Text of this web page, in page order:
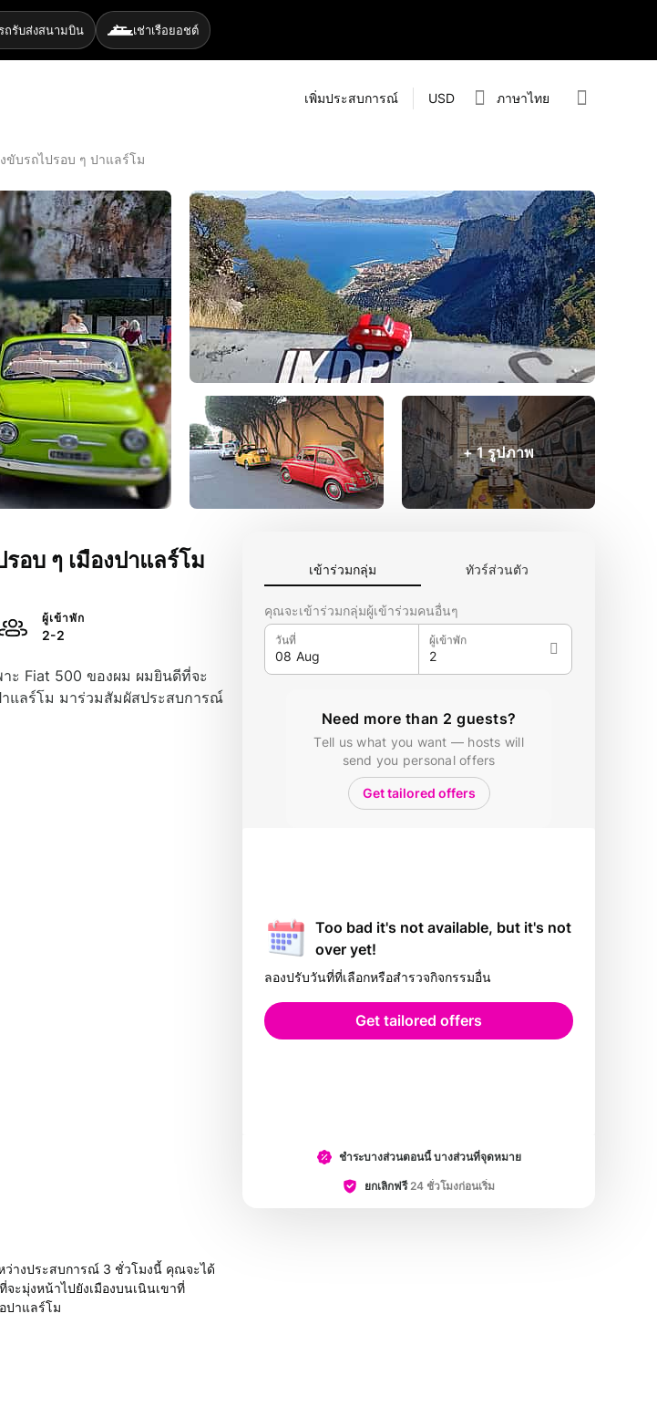
ถรับส่งสนามบิน เช่าเรือยอชต์
เพิ่มประสบการณ์ USD ภาษาไทย
ขับรถไปรอบ ๆ ปาแลร์โม
+ 1 รูปภาพ
อบ ๆ เมืองปาแลร์โม
ผู้เข้าพัก
2-2
ะ Fiat 500 ของผม ผมยินดีที่จะ
แลร์โม มาร่วมสัมผัสประสบการณ์
ว่างประสบการณ์ 3 ชั่วโมงนี้ คุณจะได้
ะมุ่งหน้าไปยังเมืองบนเนินเขาที่
ปาแลร์โม
เข้าร่วมกลุ่ม ทัวร์ส่วนตัว
คุณจะเข้าร่วมกลุ่มผู้เข้าร่วมคนอื่นๆ
วันที่ ผู้เข้าพัก
Need more than 2 guests?
Tell us what you want — hosts will
send you personal offers
Get tailored offers
Too bad it's not available, but it's not
over yet!
ลองปรับวันที่ที่เลือกหรือสำรวจกิจกรรมอื่น
Get tailored offers
ชำระบางส่วนตอนนี้ บางส่วนที่จุดหมาย
ยกเลิกฟรี24 ชั่วโมงก่อนเริ่ม